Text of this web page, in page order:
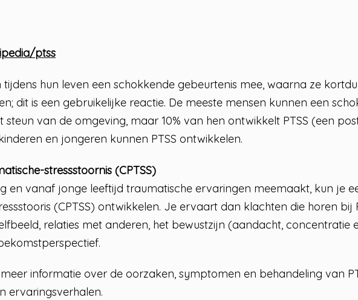
ptss
hun leven een schokkende gebeurtenis mee, waarna ze
dit is een gebruikelijke reactie. De meeste mensen kunnen een
van de omgeving, maar 10% van hen ontwikkelt PTSS (een
en jongeren kunnen PTSS ontwikkelen.
stressstoornis (CPTSS)
en vanaf jonge leeftijd traumatische ervaringen meemaakt, kun je
(CPTSS) ontwikkelen. Je ervaart dan klachten die horen bij
relaties met anderen, het bewustzijn (aandacht, concentratie
informatie over de oorzaken, symptomen en behandeling van
ervaringsverhalen.